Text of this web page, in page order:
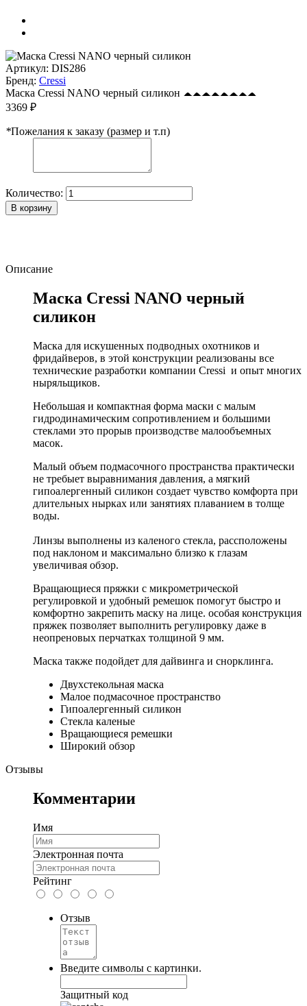
Артикул: DIS286
Бренд: Cressi
Маска Cressi NANO черный силикон
3369 ₽
*Пожелания к заказу (размер и т.п)
Количество:
В корзину
Описание
Маска Cressi NANO черный
силикон
Маска для искушенных подводных охотников и
фридайверов, в этой конструкции реализованы все
технические разработки компании Cressi и опыт многих
ныряльщиков.
Небольшая и компактная форма маски с малым
гидродинамическим сопротивлением и большими
стеклами это прорыв производстве малообъемных
масок.
Малый объем подмасочного пространства практически
не требыет выравнимания давления, а мягкий
гипоалергенный силикон создает чувство комфорта при
длительных нырках или занятиях плаванием в толще
воды.
Линзы выполнены из каленого стекла, рассположены
под наклоном и максимально близко к глазам
увеличивая обзор.
Вращающиеся пряжки с микрометрической
регулировкой и удобный ремешок помогут быстро и
комфортно закрепить маску на лице. особая конструкция
пряжек позволяет выполнить регулировку даже в
неопреновых перчатках толщиной 9 мм.
Маска также подойдет для дайвинга и снорклинга.
Двухстекольная маска
Малое подмасочное пространство
Гипоалергенный силикон
Стекла каленые
Вращающиеся ремешки
Широкий обзор
Отзывы
Комментарии
Имя
Электронная почта
Рейтинг
Отзыв
Введите символы с картинки.
Защитный код